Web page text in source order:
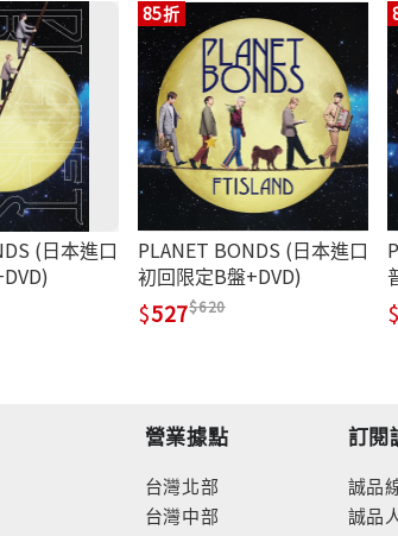
(日本進口
85折
PLANET BONDS (日本進口
初回限定B盤+DVD)
527 620
營業據點
台灣北部
台灣中部
訂閱
誠品
誠品